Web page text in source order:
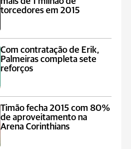
torcedores em 2015
Com contratação de Erik,
Palmeiras completa sete
reforços
Timão fecha 2015 com 80%
de aproveitamento na
Arena Corinthians